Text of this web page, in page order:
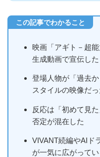
映画「アギト－超
生成動画で宣伝した
登場人物が「過去
スタイルの映像だっ
反応は「初めて見
否定が混在した
VIVANT続編やAIド
が一気に広がってい